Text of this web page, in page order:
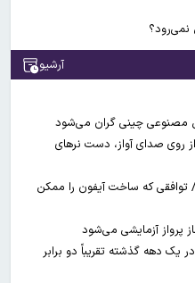
نمی‌رود؟
آرشیو
چینی گران می‌شود
از روی صدای آواز، دست نرهای
توافقی که ساخت آیفون را ممکن
پرواز آزمایشی می‌شود
دهه گذشته تقریباً دو برابر